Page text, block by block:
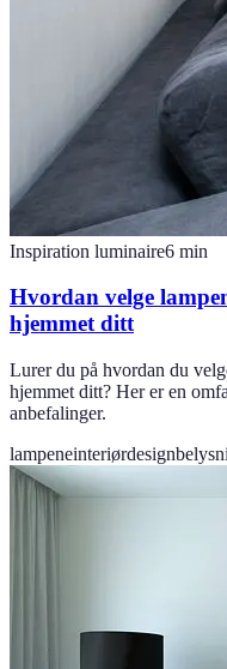
Inspiration luminaire6 min
Hvordan velge
hjemmet ditt
Lurer du på hvordan du
hjemmet ditt? Her er en
anbefalinger.
lampeneinteriørdesign